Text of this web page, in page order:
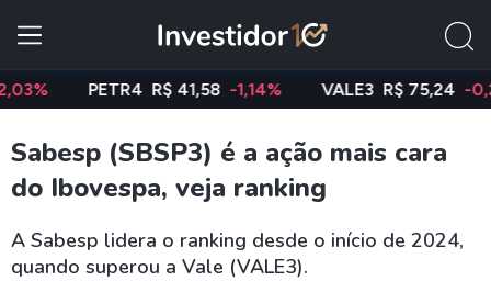
PETR4 R$ 41,58 -1,14% VALE3 R$ 75,24 -0,23%
Sabesp (SBSP3) é a ação mais cara
do Ibovespa, veja ranking
A Sabesp lidera o ranking desde o início de 2024,
quando superou a Vale (VALE3).